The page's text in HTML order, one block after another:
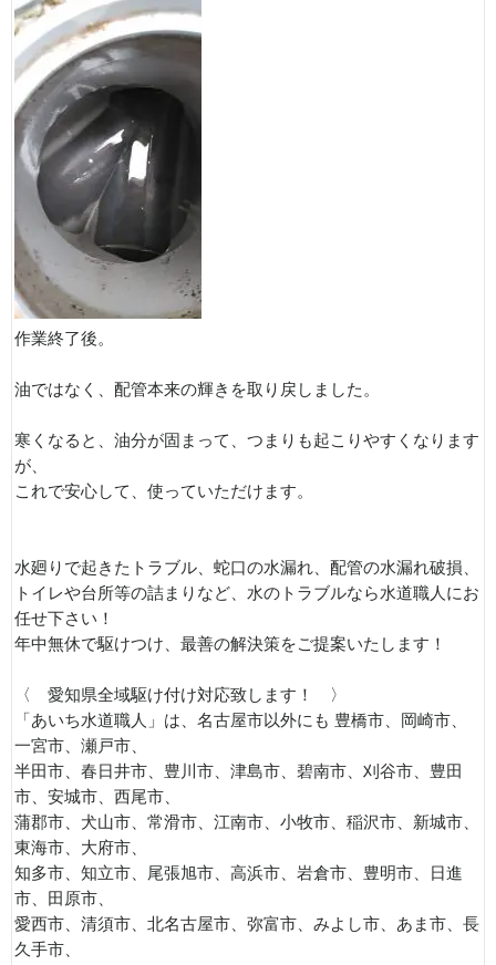
作業終了後。
油ではなく、配管本来の輝きを取り戻しました。
寒くなると、油分が固まって、つまりも起こりやすくなります
が、
これで安心して、使っていただけます。
水廻りで起きたトラブル、蛇口の水漏れ、配管の水漏れ破損、
トイレや台所等の詰まりなど、水のトラブルなら水道職人にお
任せ下さい！
年中無休で駆けつけ、最善の解決策をご提案いたします！
〈 愛知県全域駆け付け対応致します！ 〉
「あいち水道職人」は、名古屋市以外にも 豊橋市、岡崎市、
一宮市、瀬戸市、
半田市、春日井市、豊川市、津島市、碧南市、刈谷市、豊田
市、安城市、西尾市、
蒲郡市、犬山市、常滑市、江南市、小牧市、稲沢市、新城市、
東海市、大府市、
知多市、知立市、尾張旭市、高浜市、岩倉市、豊明市、日進
市、田原市、
愛西市、清須市、北名古屋市、弥富市、みよし市、あま市、長
久手市、